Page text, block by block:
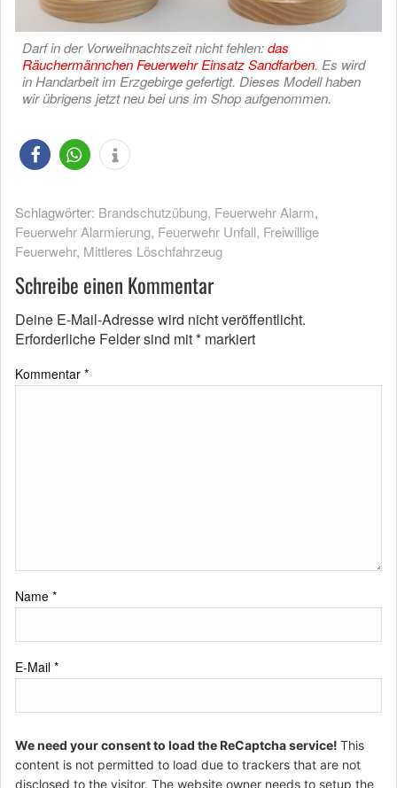
Darf in der Vorweihnachtszeit nicht fehlen:das
Räuchermännchen Feuerwehr Einsatz Sandfarben. Es wird
in Handarbeit im Erzgebirge gefertigt. Dieses Modell haben
wir übrigens jetzt neu bei uns im Shop aufgenommen.
Schlagwörter: Brandschutzübung, Feuerwehr Alarm,
Feuerwehr Alarmierung, Feuerwehr Unfall, Freiwillige
Feuerwehr, Mittleres Löschfahrzeug
Schreibe einen Kommentar
Deine E-Mail-Adresse wird nicht veröffentlicht.
Erforderliche Felder sind mit* markiert
Kommentar *
Name *
E-Mail *
We need your consent to load the ReCaptcha service! This
content is not permitted to load due to trackers that are not
disclosed to the visitor. The website owner needs to setup the